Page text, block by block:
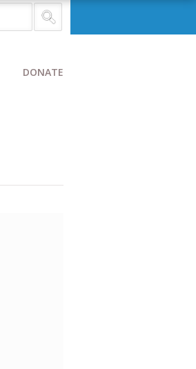
DONATE